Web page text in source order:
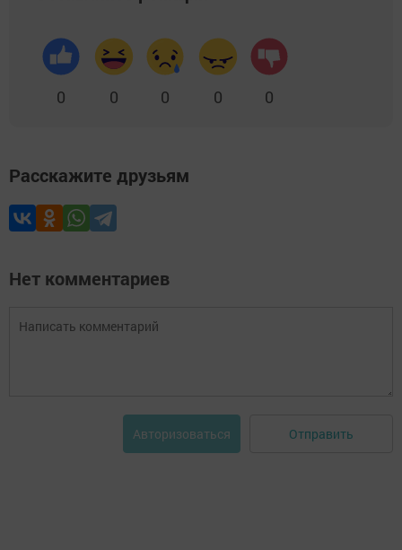
0 0 0 0 0
Расскажите друзьям
Нет комментариев
Авторизоваться Отправить